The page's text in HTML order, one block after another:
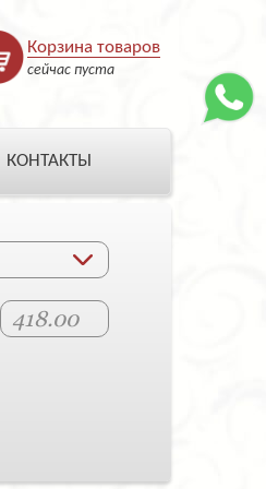
Корзина товаров
сейчас пуста
КОНТАКТЫ